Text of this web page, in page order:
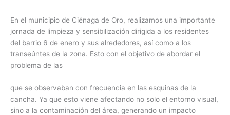
En el municipio de Ciénaga de Oro, realizamos una importante
jornada de limpieza y sensibilización dirigida a los residentes
del barrio 6 de enero y sus alrededores, así como a los
transeúntes de la zona. Esto con el objetivo de abordar el
problema de las
que se observaban con frecuencia en las esquinas de la
cancha. Ya que esto viene afectando no solo el entorno visual,
sino a la contaminación del área, generando un impacto